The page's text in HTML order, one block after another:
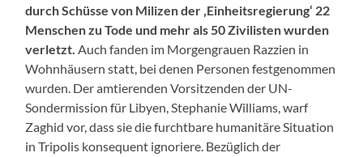
durch Schüsse von Milizen der ‚Einheitsregierung‘ 22
Menschen zu Tode und mehr als 50 Zivilisten wurden
verletzt. Auch fanden im Morgengrauen Razzien in
Wohnhäusern statt, bei denen Personen festgenommen
wurden. Der amtierenden Vorsitzenden der UN-
Sondermission für Libyen, Stephanie Williams, warf
Zaghid vor, dass sie die furchtbare humanitäre Situation
in Tripolis konsequent ignoriere. Bezüglich der